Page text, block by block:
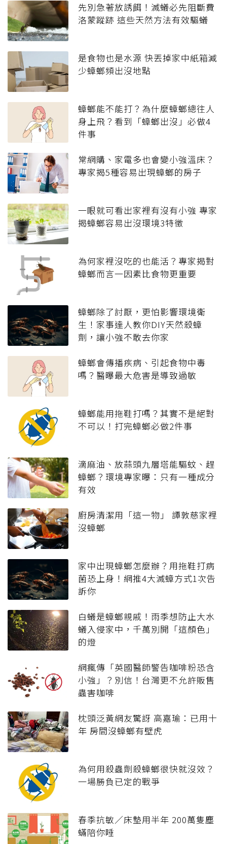
先別急著放誘餌！滅蟻必先阻斷費
洛蒙蹤跡 這些天然方法有效驅蟻
是食物也是水源 快丟掉家中紙箱減
少蟑螂頻出沒地點
蟑螂能不能打？為什麼蟑螂總往人
身上飛？看到「蟑螂出沒」必做4
件事
常網購、家電多也會變小強溫床？
專家揭5種容易出現蟑螂的房子
一眼就可看出家裡有沒有小強 專家
揭蟑螂容易出沒環境3特徵
為何家裡沒吃的也能活？專家揭對
蟑螂而言一因素比食物更重要
蟑螂除了討厭，更怕影響環境衛
生！家事達人教你DIY天然殺蟑
劑，讓小強不敢去你家
蟑螂會傳播疾病、引起食物中毒
嗎？醫曝最大危害是導致過敏
蟑螂能用拖鞋打嗎？其實不是絕對
不可以！打完蟑螂必做2件事
滴麻油、放蒜頭九層塔能驅蚊、趕
蟑螂？環境專家曝：只有一種成分
有效
廚房清潔用「這一物」 譚敦慈家裡
沒蟑螂
家中出現蟑螂怎麼辦？用拖鞋打病
菌恐上身！網推4大滅蟑方式1次告
訴你
白蟻是蟑螂親戚！雨季想防止大水
蟻入侵家中，千萬別開「這顏色」
的燈
網瘋傳「英國醫師警告咖啡粉恐含
小強」？別信！台灣更不允許販售
蟲害咖啡
枕頭泛黃網友驚訝 高嘉瑜：已用十
年 房間沒蟑螂有壁虎
為何用殺蟲劑殺蟑螂很快就沒效？
一場勝負已定的戰爭
春季抗敏／床墊用半年 200萬隻塵
蟎陪你睡